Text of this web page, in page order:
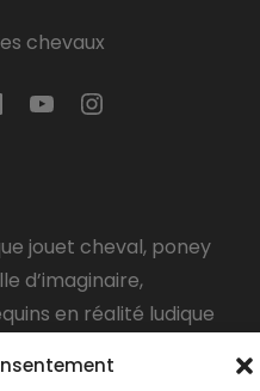
chevaux
Y
u
b
e
a
g
r
jouet cheval, poney
d’imaginaire,
en réalité ludique